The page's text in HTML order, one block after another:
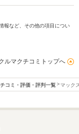
報など、その他の項目につい
ルマクチコミトップへ
コミ・評価・評判一覧 マック